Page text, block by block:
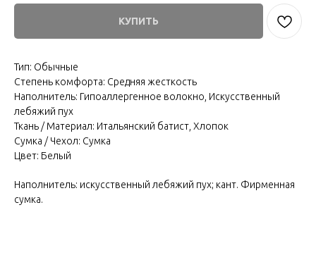
КУПИТЬ
Наполнитель: искусственный лебяжий пух; кант. Фирменная
сумка.
Тип: Обычные
Степень комфорта: Средняя жесткость
Наполнитель: Гипоаллергенное волокно, Искусственный
лебяжий пух
Ткань / Материал: Итальянский батист, Хлопок
Сумка / Чехол: Сумка
Цвет: Белый